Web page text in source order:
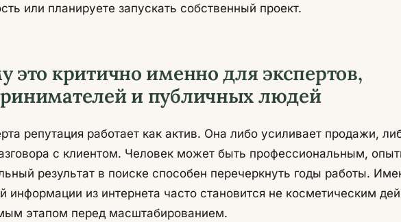
или планируете запускать собственный проект.
это критично именно для экспертов,
и публичных людей
репутация работает как актив. Она либо усиливает продажи,
с клиентом. Человек может быть профессиональным,
результат в поиске способен перечеркнуть годы работы.
информации из интернета часто становится не косметическим
этапом перед масштабированием.